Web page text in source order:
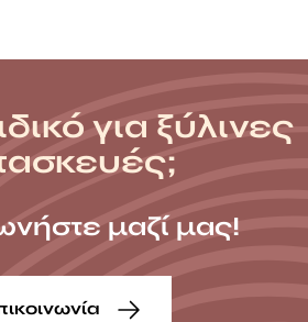
για ξύλινες
μαζί μας!